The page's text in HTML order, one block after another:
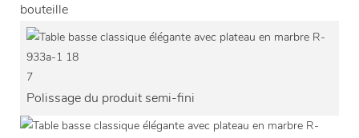
bouteille
7
Polissage du produit semi-fini